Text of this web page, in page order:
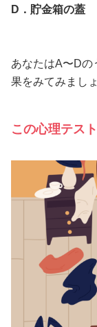
D．貯金箱の蓋
あなたはA〜Dの
果をみてみましょ
この心理テス